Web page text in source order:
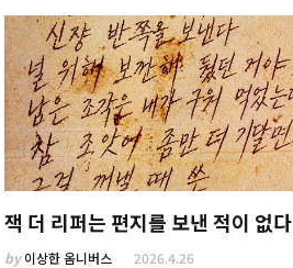
잭 더 리퍼는 편지를 보낸 적이 없다
by이상한 옴니버스 2026.4.26